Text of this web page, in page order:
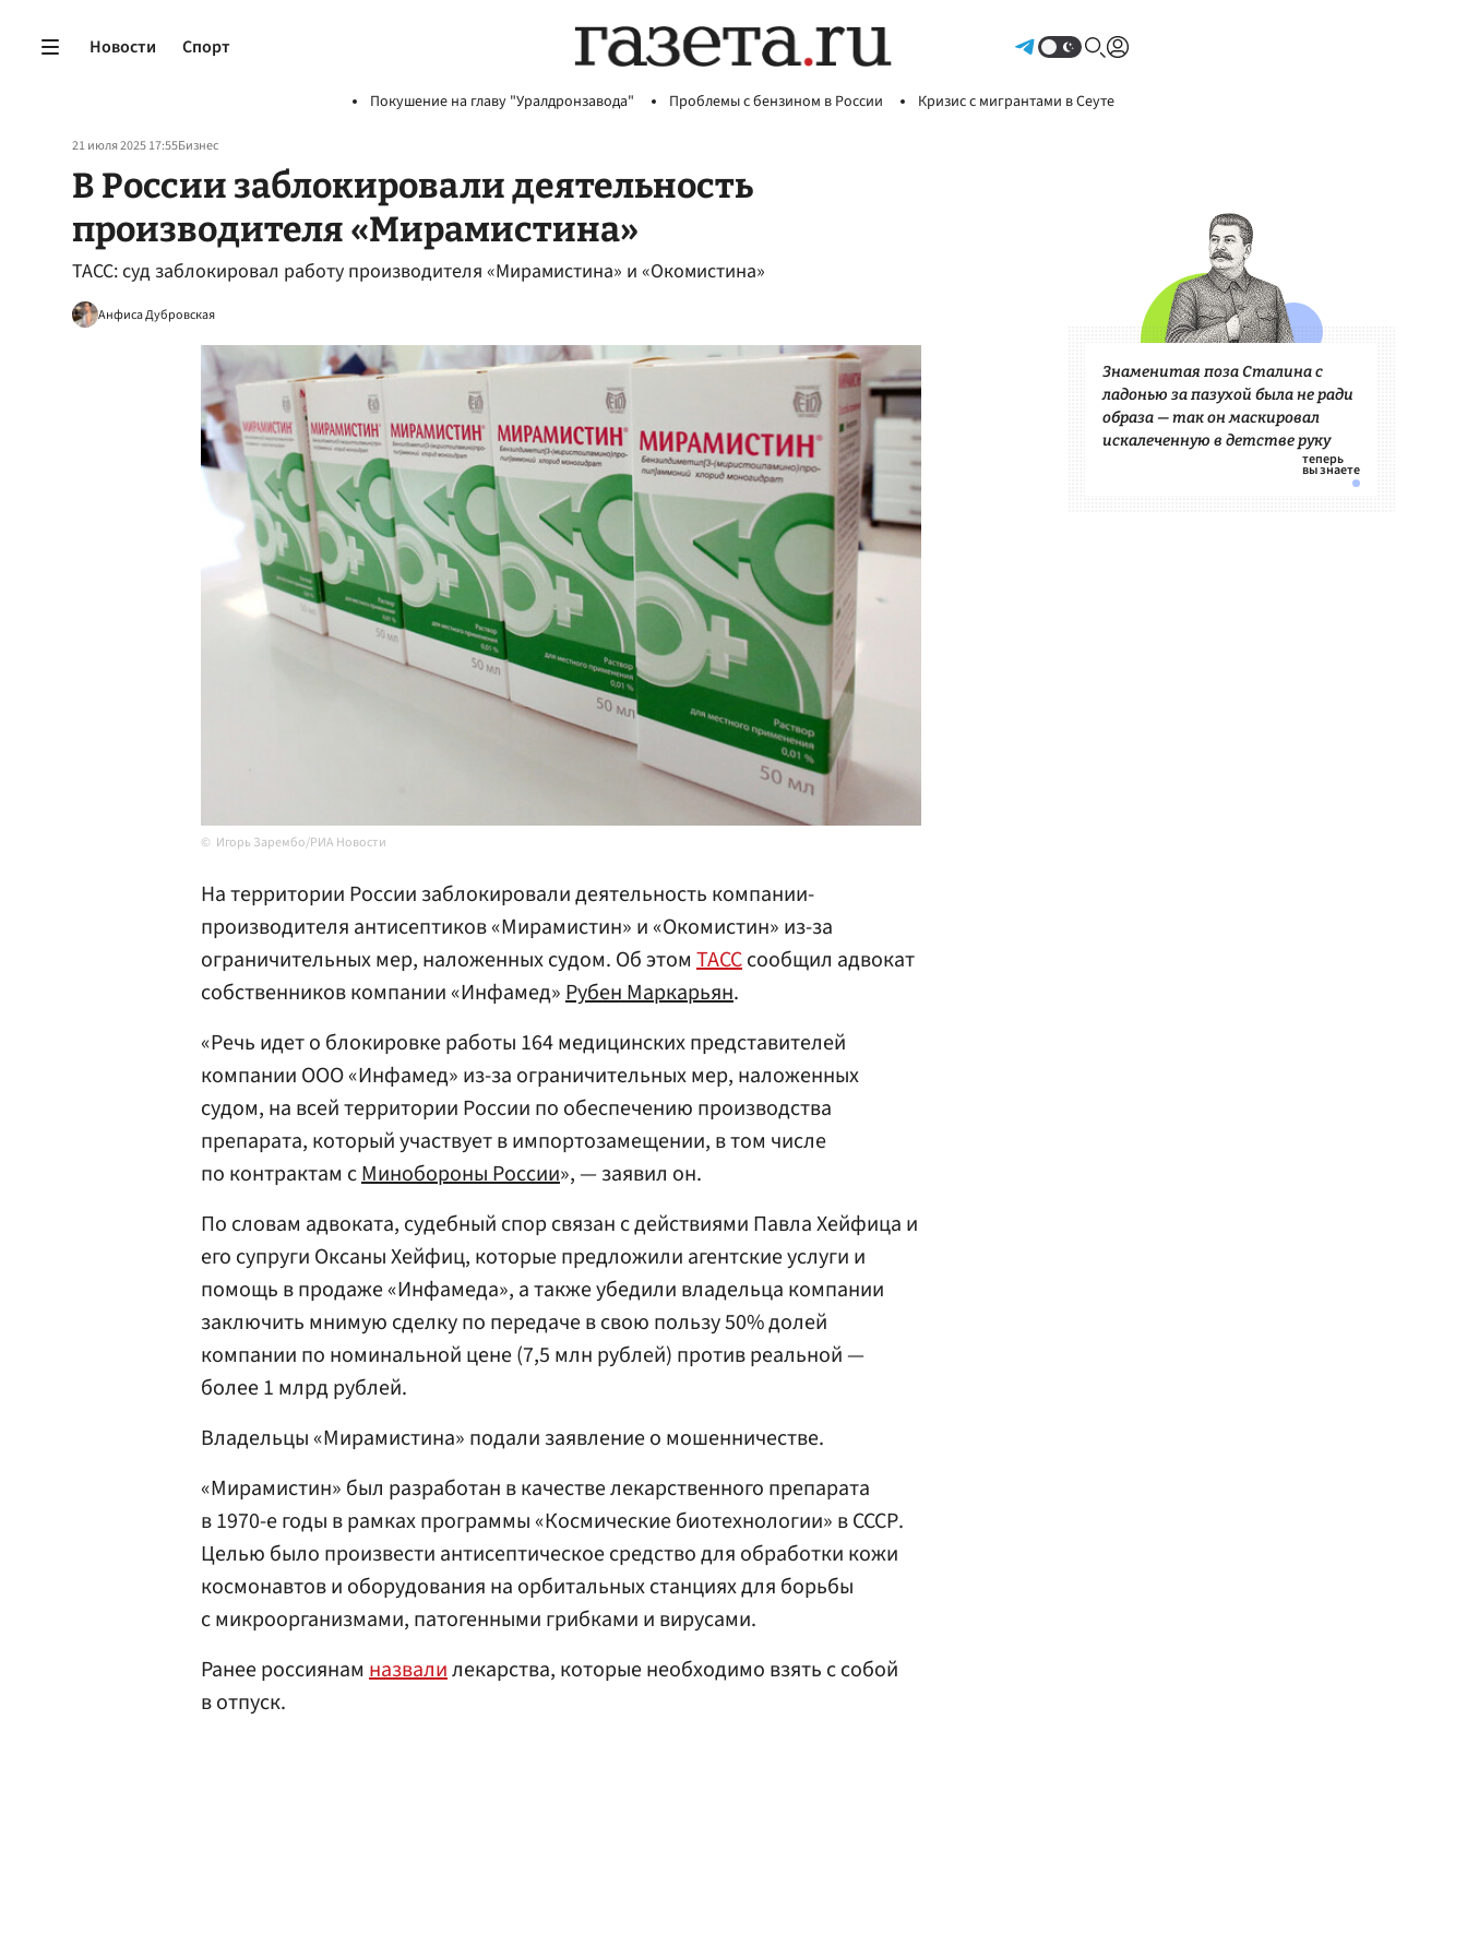
Новости Спорт
Покушение на главу "Уралдронзавода" Проблемы с бензином в России Кризис с мигрантами в Сеуте
21 июля 2025 17:55Бизнес
В России заблокировали деятельность
производителя «Мирамистина»
ТАСС: суд заблокировал работу производителя «Мирамистина» и «Окомистина»
Анфиса Дубровская
Игорь Зарембо/РИА Новости
На территории России заблокировали деятельность компании-
производителя антисептиков «Мирамистин» и «Окомистин» из-за
ограничительных мер, наложенных судом. Об этом ТАССсообщил адвокат
собственников компании «Инфамед»Рубен Маркарьян.
«Речь идет о блокировке работы 164 медицинских представителей
компании ООО «Инфамед» из-за ограничительных мер, наложенных
судом, на всей территории России по обеспечению производства
препарата, который участвует в импортозамещении, в том числе
по контрактам сМинобороны России», — заявил он.
По словам адвоката, судебный спор связан с действиями Павла Хейфица и
его супруги Оксаны Хейфиц, которые предложили агентские услуги и
помощь в продаже «Инфамеда», а также убедили владельца компании
заключить мнимую сделку по передаче в свою пользу 50% долей
компании по номинальной цене (7,5 млн рублей) против реальной —
более 1 млрд рублей.
Владельцы «Мирамистина» подали заявление о мошенничестве.
«Мирамистин» был разработан в качестве лекарственного препарата
в 1970-е годы в рамках программы «Космические биотехнологии» в СССР.
Целью было произвести антисептическое средство для обработки кожи
космонавтов и оборудования на орбитальных станциях для борьбы
с микроорганизмами, патогенными грибками и вирусами.
Ранее россиянам назвалилекарства, которые необходимо взять с собой
в отпуск.
Знаменитая поза Сталина с
ладонью за пазухой была не ради
образа — так он маскировал
искалеченную в детстве руку